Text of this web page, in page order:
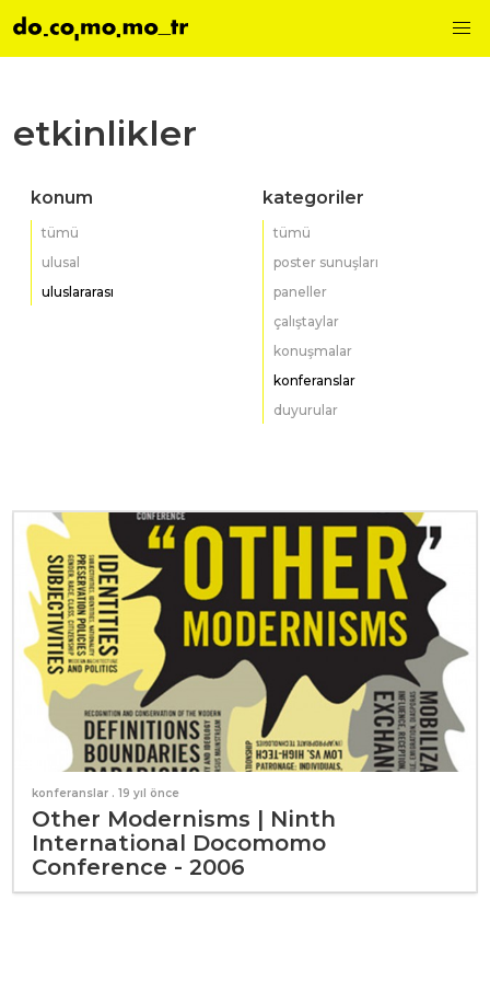
etkinlikler
konum
tümü
ulusal
uluslararası
kategoriler
tümü
poster sunuşları
paneller
çalıştaylar
konuşmalar
konferanslar
duyurular
konferanslar . 19 yıl önce
Other Modernisms | Ninth
International Docomomo
Conference - 2006